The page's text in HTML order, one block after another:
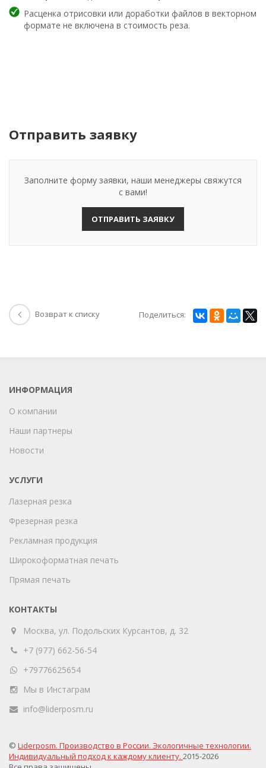
Расценка отрисовки или доработки файлов в векторном
формате не включена в стоимость реза.
Отправить заявку
Заполните форму заявки, наши менеджеры свяжутся
с вами!
ОТПРАВИТЬ ЗАЯВКУ
Возврат к списку Поделиться:
ИНФОРМАЦИЯ
О компании
Наши партнеры
Новости
УСЛУГИ
Лазерная резка
Фрезерная резка
Рекламная продукция
Широкоформатная печать
Прямая печать
КОНТАКТЫ
Москва, ул. Подольских Курсантов, д. 32
+7 (977) 662-56-54
+79776625654
Мы в Инстаграм
info@liderposm.ru
© Liderposm. Производство в России. Экологичные технологии.
Индивидуальный подход к каждому клиенту. 2015-2026